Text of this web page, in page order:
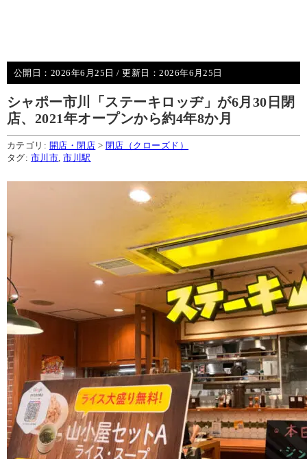
公開日： 2026年6月25日 / 更新日：2026年6月25日
シャポー市川「ステーキロッヂ」が6月30日閉
店、2021年オープンから約4年8か月
カテゴリ: 開店・閉店 > 閉店（クローズド）
タグ: 市川市 ,市川駅